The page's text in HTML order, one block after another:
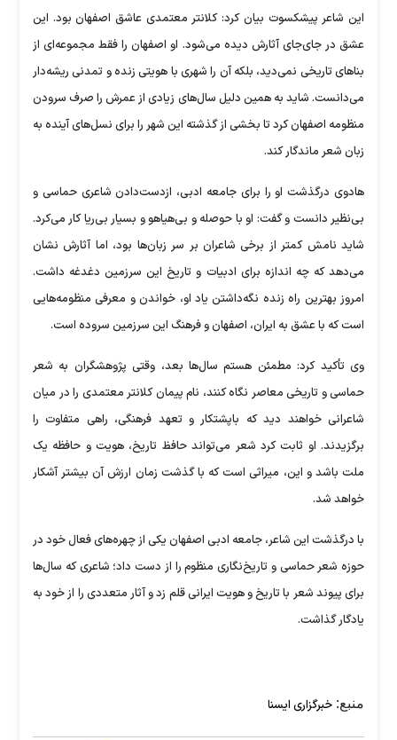
این شاعر پیشکسوت بیان کرد: کلانتر معتمدی عاشق اصفهان بود. این
عشق در جای‌جای آثارش دیده می‌شود. او اصفهان را فقط مجموعه‌ای از
بناهای تاریخی نمی‌دید، بلکه آن را شهری با هویتی زنده و تمدنی ریشه‌دار
می‌دانست. شاید به همین دلیل سال‌های زیادی از عمرش را صرف سرودن
منظومه اصفهان کرد تا بخشی از گذشته این شهر را برای نسل‌های آینده به
زبان شعر ماندگار کند.
هادوی درگذشت او را برای جامعه ادبی، ازدست‌دادن شاعری حماسی و
بی‌نظیر دانست و گفت: او با حوصله و بی‌هیاهو و بسیار بی‌ریا کار می‌کرد.
شاید نامش کمتر از برخی شاعران بر سر زبان‌ها بود، اما آثارش نشان
می‌دهد که چه اندازه برای ادبیات و تاریخ این سرزمین دغدغه داشت.
امروز بهترین راه زنده نگه‌داشتن یاد او، خواندن و معرفی منظومه‌هایی
است که با عشق به ایران، اصفهان و فرهنگ این سرزمین سروده است.
وی تأکید کرد: مطمئن هستم سال‌ها بعد، وقتی پژوهشگران به شعر
حماسی و تاریخی معاصر نگاه کنند، نام پیمان کلانتر معتمدی را در میان
شاعرانی خواهند دید که باپشتکار و تعهد فرهنگی، راهی متفاوت را
برگزیدند. او ثابت کرد شعر می‌تواند حافظ تاریخ، هویت و حافظه یک
ملت باشد و این، میراثی است که با گذشت زمان ارزش آن بیشتر آشکار
خواهد شد.
با درگذشت این شاعر، جامعه ادبی اصفهان یکی از چهره‌های فعال خود در
حوزه شعر حماسی و تاریخ‌نگاری منظوم را از دست داد؛ شاعری که سال‌ها
برای پیوند شعر با تاریخ و هویت ایرانی قلم زد و آثار متعددی را از خود به
یادگار گذاشت.
منبع: خبرگزاری ایسنا